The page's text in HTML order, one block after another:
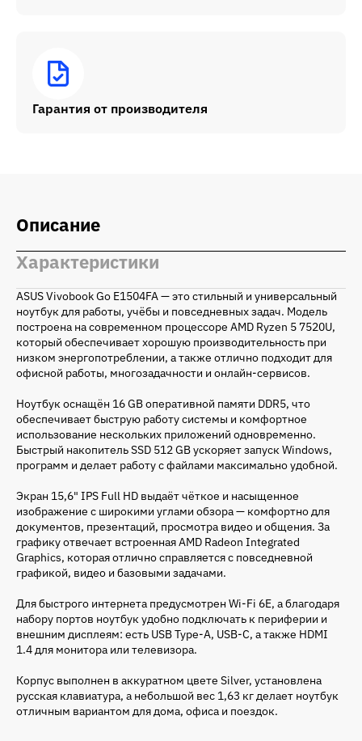
Гарантия от производителя
Описание
Характеристики
ASUS Vivobook Go E1504FA — это стильный и универсальный
ноутбук для работы, учёбы и повседневных задач. Модель
построена на современном процессоре AMD Ryzen 5 7520U,
который обеспечивает хорошую производительность при
низком энергопотреблении, а также отлично подходит для
офисной работы, многозадачности и онлайн-сервисов.
Ноутбук оснащён 16 GB оперативной памяти DDR5, что
обеспечивает быструю работу системы и комфортное
использование нескольких приложений одновременно.
Быстрый накопитель SSD 512 GB ускоряет запуск Windows,
программ и делает работу с файлами максимально удобной.
Экран 15,6" IPS Full HD выдаёт чёткое и насыщенное
изображение с широкими углами обзора — комфортно для
документов, презентаций, просмотра видео и общения. За
графику отвечает встроенная AMD Radeon Integrated
Graphics, которая отлично справляется с повседневной
графикой, видео и базовыми задачами.
Для быстрого интернета предусмотрен Wi-Fi 6E, а благодаря
набору портов ноутбук удобно подключать к периферии и
внешним дисплеям: есть USB Type-A, USB-C, а также HDMI
1.4 для монитора или телевизора.
Корпус выполнен в аккуратном цвете Silver, установлена
русская клавиатура, а небольшой вес 1,63 кг делает ноутбук
отличным вариантом для дома, офиса и поездок.